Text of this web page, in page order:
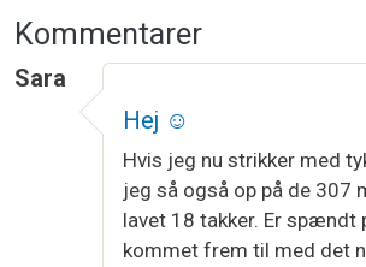
Kommentarer
Sara
Hej ☺
Hvis jeg nu strikker med
jeg så også op på de 307
lavet 18 takker. Er spændt
kommet frem til med det